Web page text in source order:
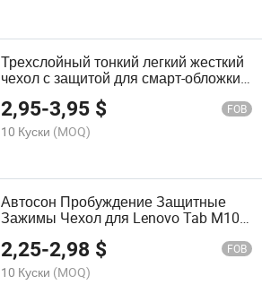
Трехслойный тонкий легкий жесткий
чехол с защитой для смарт-обложки
для Lenovo Tab P12 PRO 12.6 дюйм
Tb-Q706f
2,95-3,95 $ FOB
10 Куски (MOQ)
Автосон Пробуждение Защитные
Зажимы Чехол для Lenovo Tab M10
2022 Tb-328f
2,25-2,98 $ FOB
10 Куски (MOQ)